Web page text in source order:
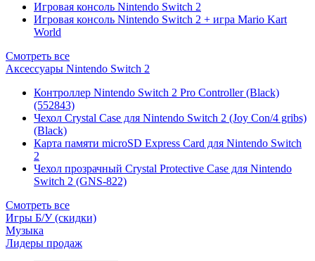
Игровая консоль Nintendo Switch 2
Игровая консоль Nintendo Switch 2 + игра Mario Kart
World
Смотреть все
Аксессуары Nintendo Switch 2
Контроллер Nintendo Switch 2 Pro Controller (Black)
(552843)
Чехол Сrystal Сase для Nintendo Switch 2 (Joy Con/4 gribs)
(Black)
Карта памяти microSD Express Card для Nintendo Switch
2
Чехол прозрачный Crystal Protective Case для Nintendo
Switch 2 (GNS-822)
Смотреть все
Игры Б/У (скидки)
Музыка
Лидеры продаж